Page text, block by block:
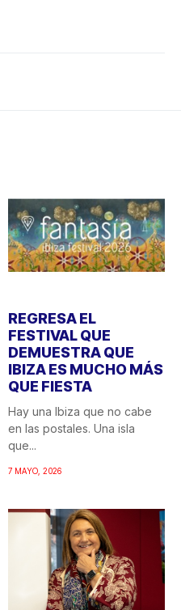
REGRESA EL
FESTIVAL QUE
DEMUESTRA QUE
IBIZA ES MUCHO MÁS
QUE FIESTA
Hay una Ibiza que no cabe
en las postales. Una isla
que...
7 MAYO, 2026